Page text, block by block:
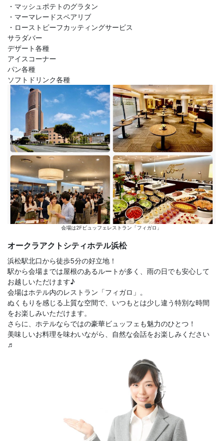
・マッシュポテトのグラタン
・マーマレードスペアリブ
・ローストビーフカッティングサービス
サラダバー
デザート各種
アイスコーナー
パン各種
ソフトドリンク各種
会場は2Fビュッフェレストラン「フィガロ」
オークラアクトシティホテル浜松
浜松駅北口から徒歩5分の好立地！
駅から会場までは屋根のあるルートが多く、雨の日でも安心して
お越しいただけます♪
会場はホテル内のレストラン「フィガロ」。
ぬくもりを感じる上質な空間で、いつもとは少し違う特別な時間
をお楽しみいただけます。
さらに、ホテルならではの豪華ビュッフェも魅力のひとつ！
美味しいお料理を味わいながら、自然な会話をお楽しみください
♬